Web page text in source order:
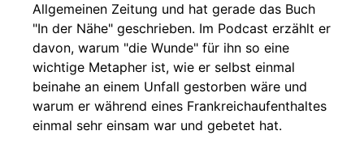
Allgemeinen Zeitung und hat gerade das Buch
"In der Nähe" geschrieben. Im Podcast erzählt er
davon, warum "die Wunde" für ihn so eine
wichtige Metapher ist, wie er selbst einmal
beinahe an einem Unfall gestorben wäre und
warum er während eines Frankreichaufenthaltes
einmal sehr einsam war und gebetet hat.